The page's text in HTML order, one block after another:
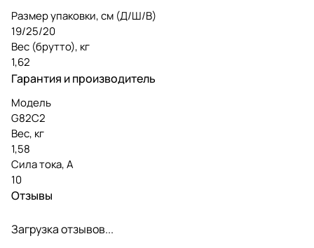
Размер упаковки, см (Д/Ш/В)
19/25/20
Вес (брутто), кг
1,62
Гарантия и производитель
Модель
G82C2
Вес, кг
1,58
Сила тока, А
10
Отзывы
Загрузка отзывов...